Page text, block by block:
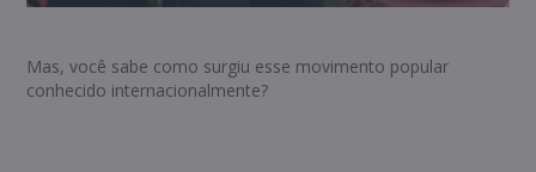
Mas, você sabe como surgiu esse movimento popular
conhecido internacionalmente?